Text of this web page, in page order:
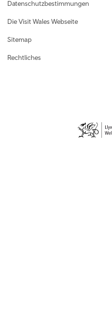
Datenschutzbestimmungen
Die Visit Wales Webseite
Sitemap
Rechtliches